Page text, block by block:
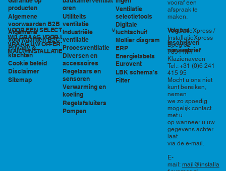
producten
Algemene
voorwaarden B2B
Algemene
voorwaarden B2C
Privacy &
klachten
Cookie beleid
Disclaimer
Sitemap
VOOR EEN SELECTIE EN PRIJSOPGAVE STAAN
WIJ GRAAG VOOR U KLAAR!
VRAAG UW OFFERTE AAN VIA
MAIL@INSTALLATIEXPRESS.NL
oren
Utiliteits
ventilatie
Industriële
ventilatie
Procesventilatie
Diversen en
accessoires
Regelaars en
sensoren
Verwarming en
koeling
Regelafsluiters
Pompen
Ventilatie
selectietools
Digitale
luchtschuif
Mollier diagram
ERP
Energielabels
Eurovent
LBK schema's
Filter
vooraf een
afspraak te
maken.
VentilatieXpress /
InstallatieXpress
Boeg 32
7891 MR
Klazienaveen
Tel.: +31 (0)6 241
415 95
Mocht u ons niet
kunt bereiken,
nemen
we zo spoedig
mogelijk contact
met u
op wanneer u uw
gegevens achter
laat
via de e-mail.
E-
mail: mail@installa
Volg ons
Inschrijven
nieuwsbrief